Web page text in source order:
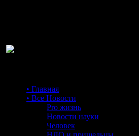
• Главная
• Все Новости
Pro жизнь
Новости науки
Человек